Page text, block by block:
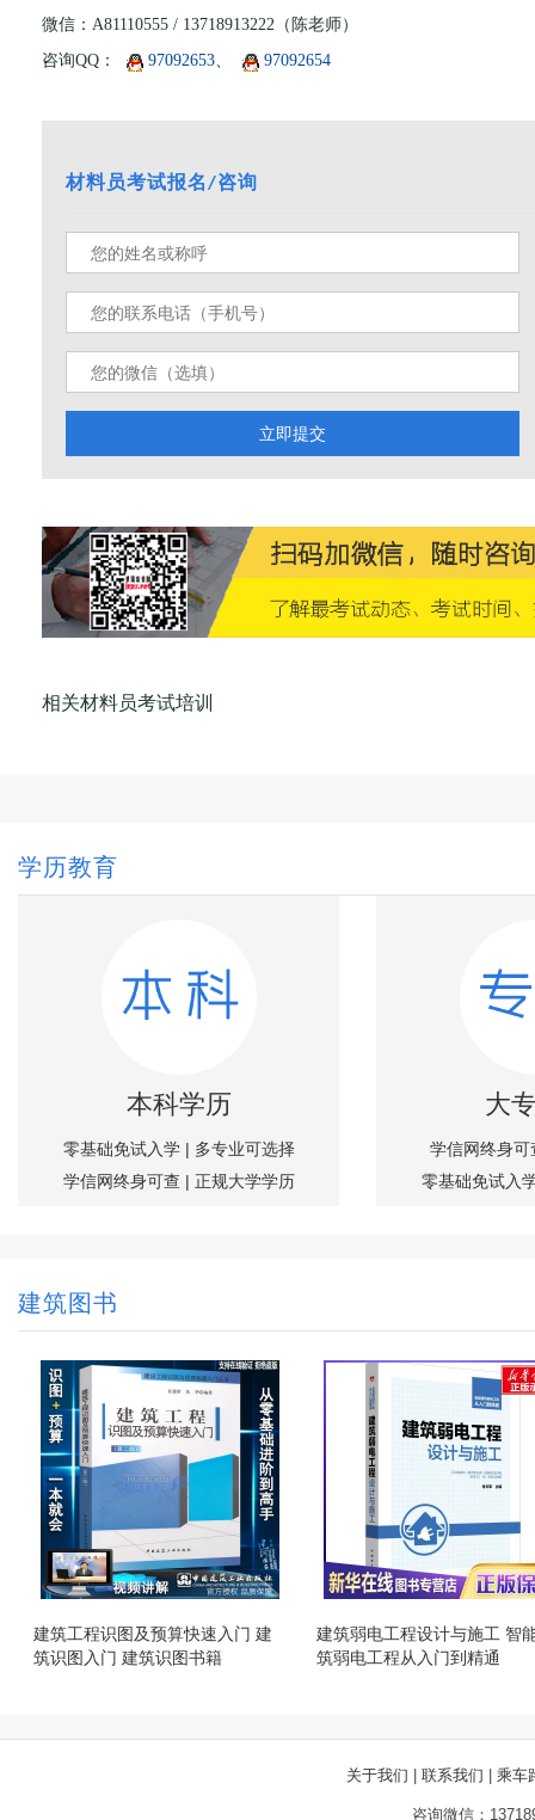
微信：A81110555 / 13718913222（陈老师）
咨询QQ：
97092653、 97092654
材料员考试报名/咨询
立即提交
相关材料员考试培训
学历教育
本科学历
零基础免试入学 | 多专业可选择
学信网终身可查 | 正规大学学历
大
学信网终身
零基础免试入
建筑图书
建筑工程识图及预算快速入门 建
筑识图入门 建筑识图书籍
建筑弱电工程设计与施工 智
筑弱电工程从入门到精通
关于我们 联系我们 乘车
咨询微信：